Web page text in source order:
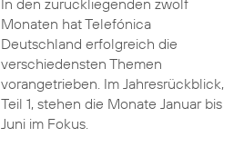
In den zurückliegenden zwölf
Monaten hat Telefónica
Deutschland erfolgreich die
verschiedensten Themen
vorangetrieben. Im Jahresrückblick,
Teil 1, stehen die Monate Januar bis
Juni im Fokus.